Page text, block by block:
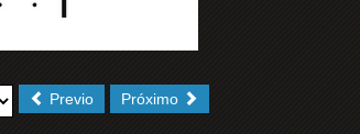
Próximo
Previo